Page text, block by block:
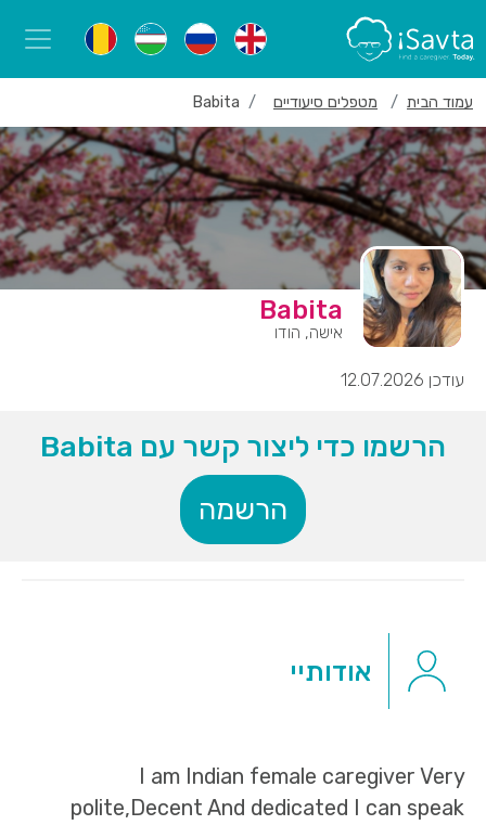
עמוד הבית מטפלים סיעודיים Babita
Babita
אישה, הודו
עודכן 12.07.2026
הרשמו כדי ליצור קשר עם Babita
הרשמה
אודותיי
I am Indian female caregiver Very
polite,Decent And dedicated I can speak